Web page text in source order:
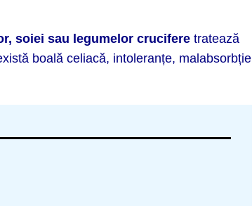
soiei sau legumelor crucifere tratează
boală celiacă, intoleranțe, malabsorbție